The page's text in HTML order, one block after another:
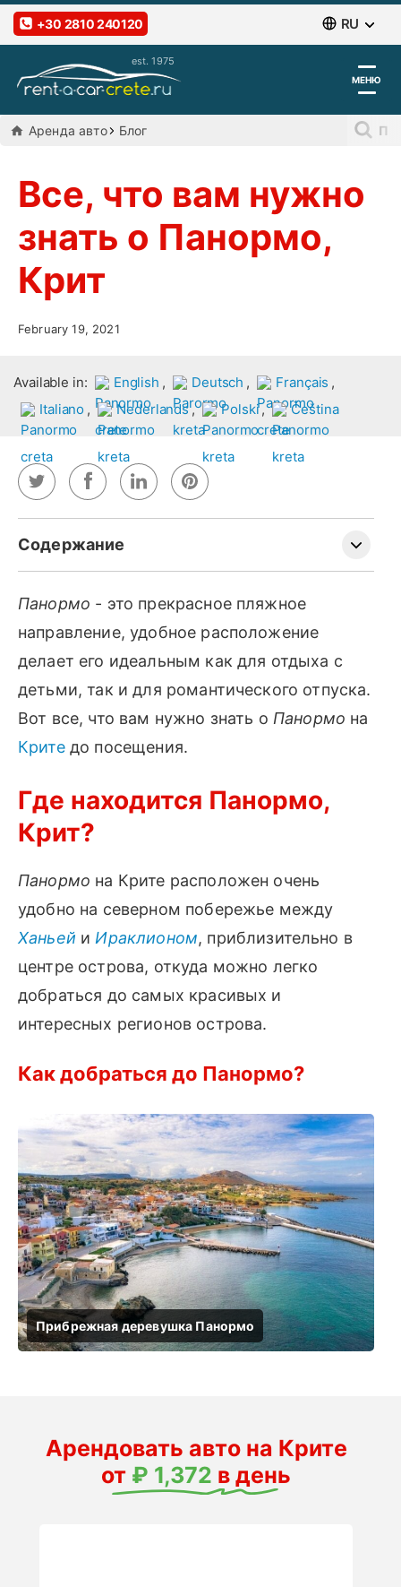
RU
+30 2810 240120
МЕНЮ
Aренда авто Блог
Все, что вам нужно
знать о Панормо,
Крит
February 19, 2021
Available in: , ,
,
,
, ,
Как добраться до Панормо?
История Панормо
Что посмотреть и чем заняться в Панормо
Насладитесь пляжным отдыхом - Великолепные
пляжи вблизи от Панормо
Занятия в окрестностях Панормо
Посещение Панормо
Панормо - это прекрасное пляжное
направление, удобное расположение
делает его идеальным как для отдыха с
детьми, так и для романтического отпуска.
Вот все, что вам нужно знать о Панормо на
Крите до посещения.
Где находится Панормо,
Крит?
Панормо на Крите расположен очень
удобно на северном побережье между
Ханьей и Ираклионом, приблизительно в
центре острова, откуда можно легко
добраться до самых красивых и
интересных регионов острова.
Как добраться до Панормо?
Арендовать авто на Крите
от ₽ 1,372 в день